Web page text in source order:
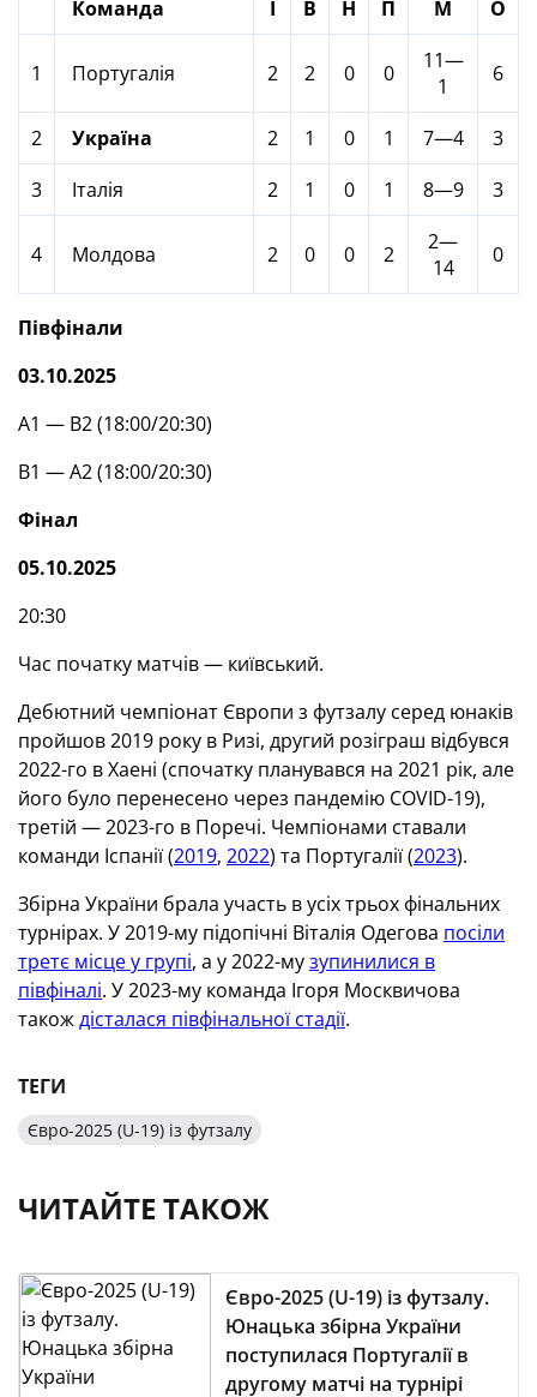
Команда
І В Н П М О
1 Португалія 2 2 0 0
11—
1
6
2 Україна 2 1 0 1 7—4
3
3
Італія 2 1 0 1 8—9 3
4 Молдова 2 0 0 2
2—
14
0
Півфінали
03.10.2025
А1 — В2 (18:00/20:30)
В1 — А2 (18:00/20:30)
Фінал
05.10.2025
20:30
Час початку матчів — київський.
Дебютний чемпіонат Європи з футзалу серед юнаків
пройшов 2019 року в Ризі, другий розіграш відбувся
2022-го в Хаені (спочатку планувався на 2021 рік, але
його було перенесено через пандемію COVID-19),
третій — 2023-го в Поречі. Чемпіонами ставали
команди Іспанії (2019, 2022) та Португалії (2023).
Збірна України брала участь в усіх трьох фінальних
турнірах. У 2019-му підопічні Віталія Одегова посіли
третє місце у групі, а у 2022-музупинилися в
півфіналі. У 2023-му команда Ігоря Москвичова
такождісталася півфінальної стадії.
ТЕГИ
Євро-2025 (U-19) із футзалу
ЧИТАЙТЕ ТАКОЖ
Євро-2025 (U-19) із футзалу.
Юнацька збірна України
поступилася Португалії в
другому матчі на турнірі